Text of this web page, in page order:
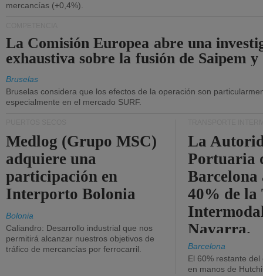
mercancías (+0,4%).
La Comisión Europea abre una
exhaustiva sobre la fusión de Saipem y
Bruselas
Bruselas considera que los efectos de la operación son
especialmente en el mercado SURF.
Medlog (Grupo MSC)
adquiere una
participación en
Interporto Bolonia
Bolonia
Caliandro: Desarrollo industrial que nos
permitirá alcanzar nuestros objetivos de
tráfico de mercancías por ferrocarril.
La
Portuaria
40% de la
Navarra.
Barcelona
El 60% restante
en manos de